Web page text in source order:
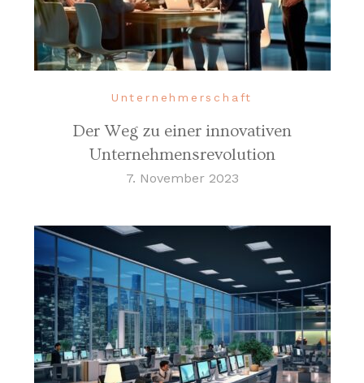
Unternehmerschaft
Der Weg zu einer innovativen
Unternehmensrevolution
7. November 2023